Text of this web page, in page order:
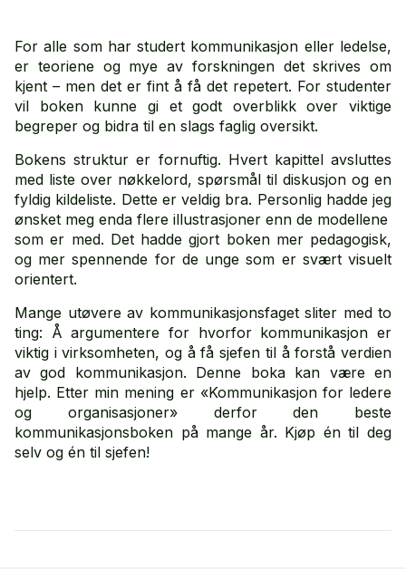
For alle som har studert kommunikasjon eller ledelse,
er teoriene og mye av forskningen det skrives om
kjent – men det er fint å få det repetert. For studenter
vil boken kunne gi et godt overblikk over viktige
begreper og bidra til en slags faglig oversikt.
Bokens struktur er fornuftig. Hvert kapittel avsluttes
med liste over nøkkelord, spørsmål til diskusjon og en
fyldig kildeliste. Dette er veldig bra. Personlig hadde jeg
ønsket meg enda flere illustrasjoner enn de modellene
som er med. Det hadde gjort boken mer pedagogisk,
og mer spennende for de unge som er svært visuelt
orientert.
Mange utøvere av kommunikasjonsfaget sliter med to
ting: Å argumentere for hvorfor kommunikasjon er
viktig i virksomheten, og å få sjefen til å forstå verdien
av god kommunikasjon. Denne boka kan være en
hjelp. Etter min mening er «Kommunikasjon for ledere
og organisasjoner» derfor den beste
kommunikasjonsboken på mange år. Kjøp én til deg
selv og én til sjefen!